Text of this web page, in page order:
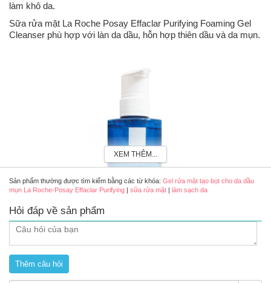
làm khô da.
Sữa rửa mặt La Roche Posay Effaclar Purifying Foaming Gel
Cleanser phù hợp với làn da dầu, hỗn hợp thiên dầu và da mụn.
XEM THÊM...
Sản phẩm thường được tìm kiếm bằng các từ khóa: Gel rửa mặt tạo bọt cho da dầu
mụn La Roche-Posay Effaclar Purifying | sữa rửa mặt | làm sạch da
Hỏi đáp về sản phẩm